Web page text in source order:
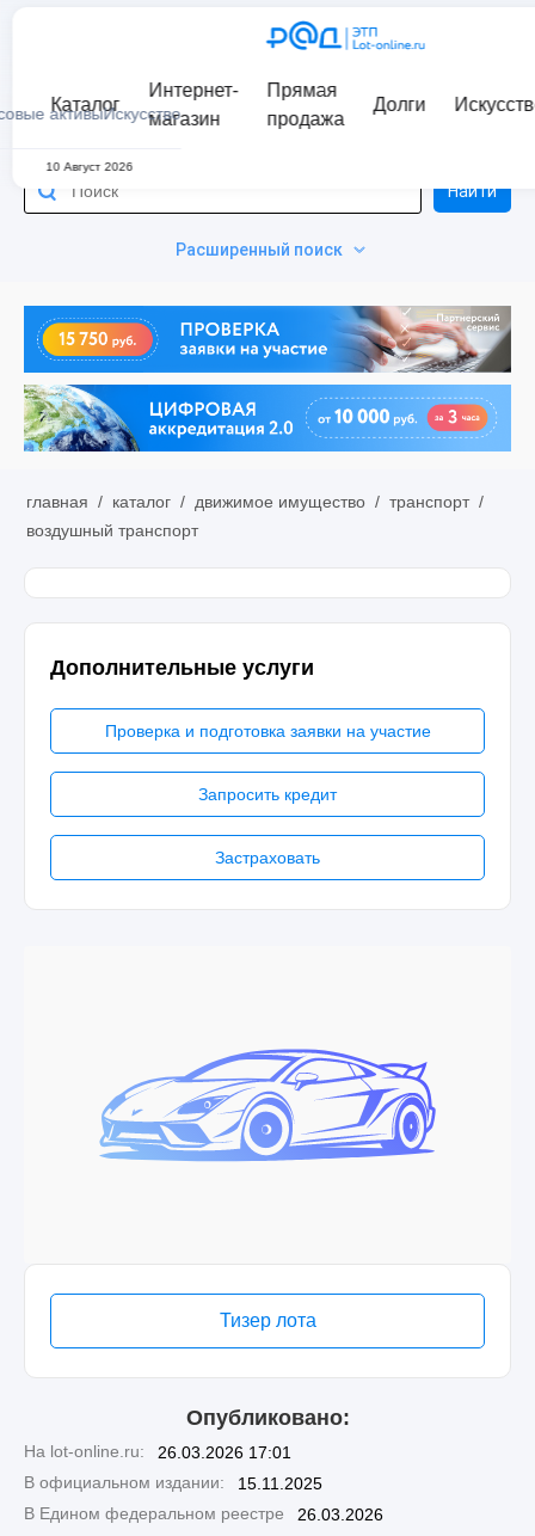
активыИскусство
Каталог
Интернет-
магазин
Прямая
продажа
Долги
10 Август 2026
Расширенный поиск
Найти
главная / каталог / движимое имущество / транспорт /
воздушный транспорт
Дополнительные услуги
Проверка и подготовка заявки на участие
Запросить кредит
Застраховать
Тизер лота
Опубликовано:
На lot-online.ru:
26.03.2026 17:01
В официальном издании:
15.11.2025
В Едином федеральном реестре
26.03.2026